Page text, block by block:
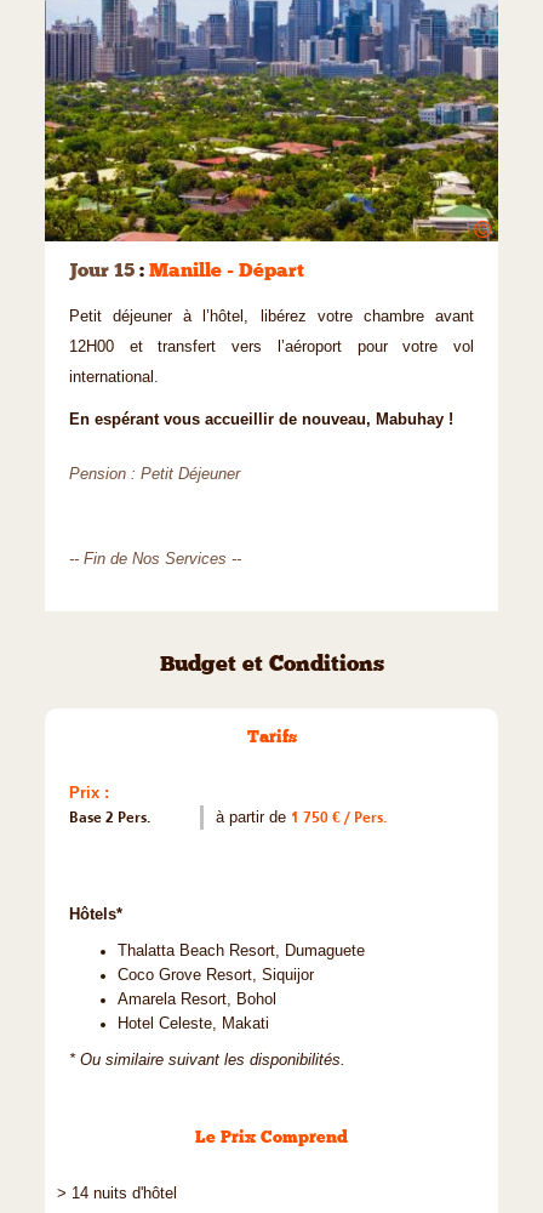
©
Jour 15 : Manille - Départ
Petit déjeuner à l’hôtel, libérez votre chambre avant
12H00 et transfert vers l’aéroport pour votre vol
international.
En espérant vous accueillir de nouveau, Mabuhay !
Pension : Petit Déjeuner
-- Fin de Nos Services --
Budget et Conditions
Tarifs
Prix :
Base 2 Pers.
à partir de 1 750 € / Pers.
Hôtels*
Thalatta Beach Resort, Dumaguete
Coco Grove Resort, Siquijor
Amarela Resort, Bohol
Hotel Celeste, Makati
* Ou similaire suivant les disponibilités.
Le Prix Comprend
> 14 nuits d'hôtel